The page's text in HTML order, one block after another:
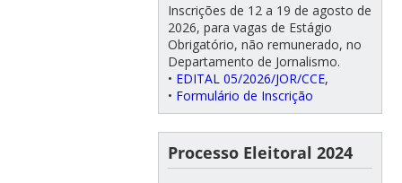
Inscrições de 12 a 19 de agosto de
2026, para vagas de Estágio
Obrigatório, não remunerado, no
Departamento de Jornalismo.
• EDITAL 05/2026/JOR/CCE,
• Formulário de Inscrição
Processo Eleitoral 2024